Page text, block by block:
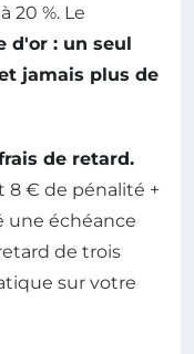
20 %. Le
d'or : un seul
jamais plus de
de retard.
8 € de pénalité +
une échéance
de trois
sur votre